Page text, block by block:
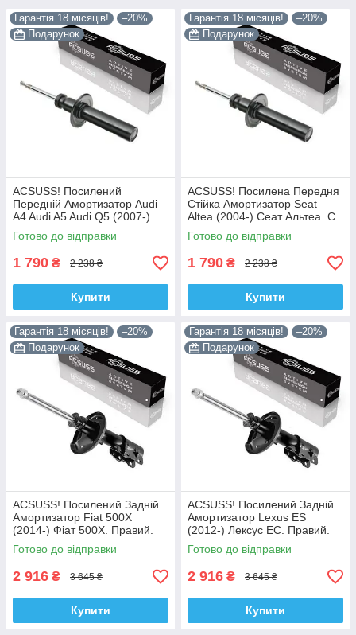
Гарантія 18 місяців!
–20%
Подарунок
ACSUSS! Посилений
Передній Амортизатор Audi
A4 Audi A5 Audi Q5 (2007-)
Ауді А4 А5 Ку 5. С Чашкой!
313363 , 341717 Корея!
Готово до відправки
1 790 ₴ 2 238 ₴
Купити
Гарантія 18 місяців!
–20%
Подарунок
ACSUSS! Посилена Передня
Стійка Амортизатор Seat
Altea (2004-) Сеат Альтеа. С
Чашкой! 313363 , 341717
Корея!
Готово до відправки
1 790 ₴ 2 238 ₴
Купити
Гарантія 18 місяців!
–20%
Подарунок
ACSUSS! Посилений Задній
Амортизатор Fiat 500X
(2014-) Фіат 500Х. Правий.
3348078 , 22-260970 Корея!
Готово до відправки
2 916 ₴ 3 645 ₴
Купити
Гарантія 18 місяців!
–20%
Подарунок
ACSUSS! Посилений Задній
Амортизатор Lexus ES
(2012-) Лексус ЕС. Правий.
335092 , 4853080764 Корея!
Готово до відправки
2 916 ₴ 3 645 ₴
Купити